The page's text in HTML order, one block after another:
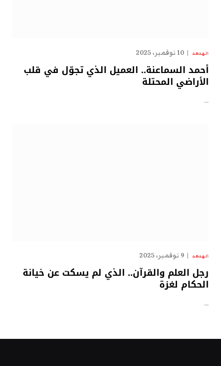
الهدهد 10 نوفمبر، 2025
أحمد السماعنة.. العميل الذي تجوّل في قلب
الأراضي المحتلة
…
الهدهد 9 نوفمبر، 2025
رجل العلم والقرآن.. الذي لم يسكت عن خيانة
الحكام لغزة
…